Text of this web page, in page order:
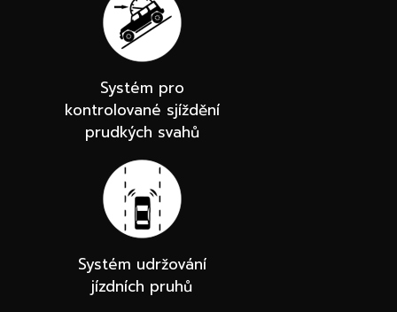
Systém pro
kontrolované sjíždění
prudkých svahů
Systém udržování
jízdních pruhů